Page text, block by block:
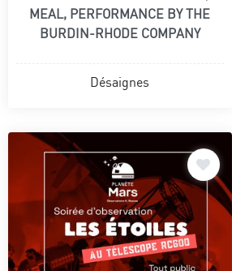
MEAL, PERFORMANCE BY THE
BURDIN-RHODE COMPANY
Désaignes